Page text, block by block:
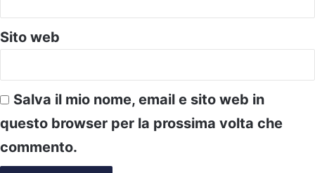
Sito web
Salva il mio nome, email e sito web in
questo browser per la prossima volta che
commento.